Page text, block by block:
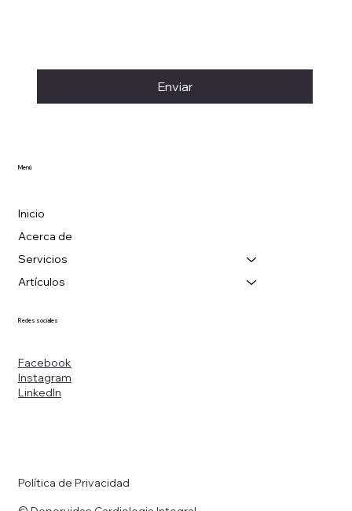
Menú
Inicio
Acerca de
Servicios
Artículos
Redes sociales
Facebook
Instagram
LinkedIn
Enviar
Política de Privacidad